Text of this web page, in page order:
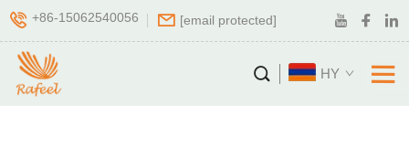
+86-15062540056 [email protected]
HY